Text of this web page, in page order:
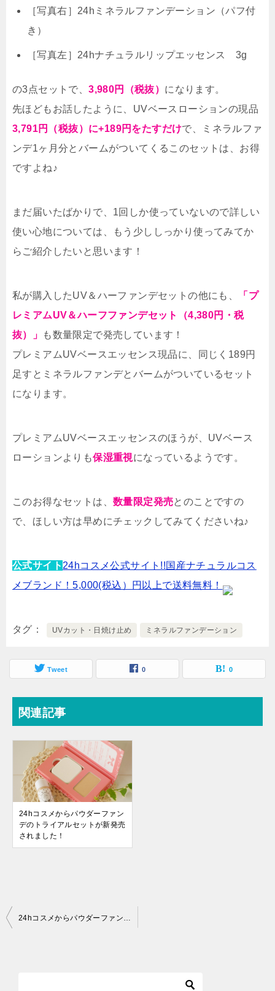
［写真右］24hミネラルファンデーション（パフ付
き）
［写真左］24hナチュラルリップエッセンス 3g
の3点セットで、3,980円（税抜） になります。
先ほどもお話したように、UVベースローションの現品
3,791円（税抜）に+189円をたすだけで、ミネラルファ
ンデ1ヶ月分とバームがついてくるこのセットは、お得
ですよね♪
まだ届いたばかりで、1回しか使っていないので詳しい
使い心地については、もう少ししっかり使ってみてか
らご紹介したいと思います！
私が購入したUV＆ハーファンデセットの他にも、
「プ
レミアムUV＆ハーフファンデセット（4,380円・税
抜）」
も数量限定で発売しています！
プレミアムUVベースエッセンス現品に、同じく189円
足すとミネラルファンデとバームがついているセット
になります。
プレミアムUVベースエッセンスのほうが、UVベース
ローションよりも保湿重視になっているようです。
このお得なセットは、 数量限定発売とのことですの
で、ほしい方は早めにチェックしてみてくださいね♪
公式サイト 24hコスメ公式サイト!!国産ナチュラルコス
メブランド！5,000(税込）円以上で送料無料！
タグ UVカット・日焼け止め ミネラルファンデーション
Tweet 0 0
関連記事
24hコスメからパウダーファン
デのトライアルセットが新発売
されました！
投